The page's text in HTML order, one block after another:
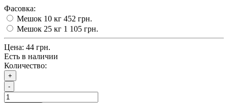
Фасовка:
Мешок 10 кг 452 грн.
Мешок 25 кг 1 105 грн.
Цена: 44 грн.
Есть в наличии
Количество:
+
-